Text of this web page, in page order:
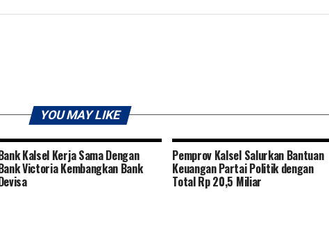
YOU MAY LIKE
Kalsel Kerja Sama Dengan
Victoria Kembangkan Bank
Pemprov Kalsel Salurkan Bantuan
Keuangan Partai Politik dengan
Total Rp 20,5 Miliar